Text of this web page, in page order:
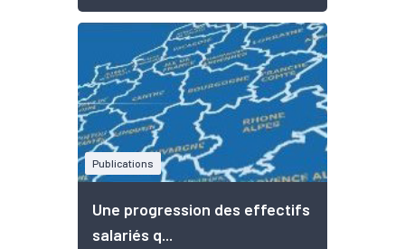
Publications
Une progression des effectifs
salariés q...